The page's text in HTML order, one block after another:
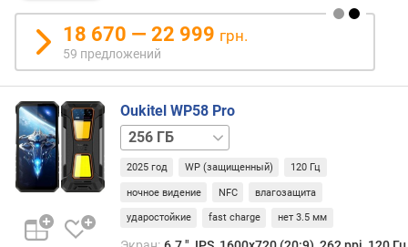
(
г
р
а
ф
и
к
а
)
а
с
18 670 — 22 999 грн.
59 предложений
Oukitel WP58 Pro
512 ГБ
2025 год WP (защищенный) 120 Гц
ночное видение NFC влагозащита
ударостойкие fast charge нет 3.5 мм